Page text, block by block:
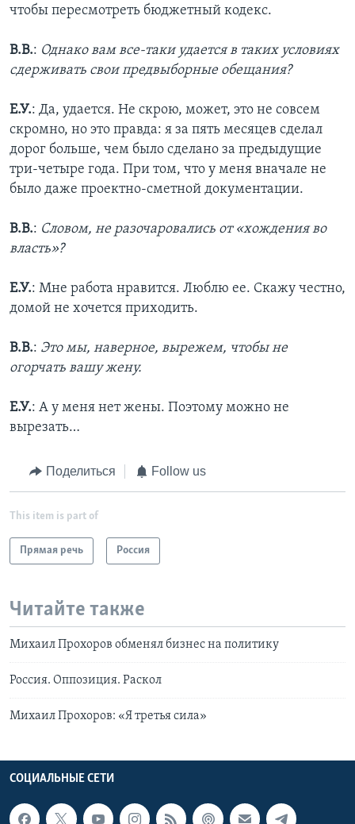
чтобы пересмотреть бюджетный кодекс.
В.В.: Однако вам все-таки удается в таких условиях
сдерживать свои предвыборные обещания?
Е.У.: Да, удается. Не скрою, может, это не совсем
скромно, но это правда: я за пять месяцев сделал
дорог больше, чем было сделано за предыдущие
три-четыре года. При том, что у меня вначале не
было даже проектно-сметной документации.
В.В.: Словом, не разочаровались от «хождения во
власть»?
Е.У.: Мне работа нравится. Люблю ее. Скажу честно,
домой не хочется приходить.
В.В.: Это мы, наверное, вырежем, чтобы не
огорчать вашу жену.
Е.У.: А у меня нет жены. Поэтому можно не
вырезать…
Поделиться Follow us
This item is part of
Прямая речь Россия
Читайте также
Михаил Прохоров обменял бизнес на политику
Россия. Оппозиция. Раскол
Михаил Прохоров: «Я третья сила»
СОЦИАЛЬНЫЕ СЕТИ